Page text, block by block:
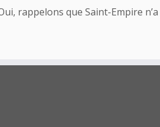
rappelons que Saint-Empire